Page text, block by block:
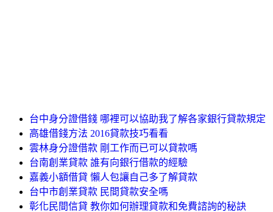
台中身分證借錢 哪裡可以協助我了解各家銀行貸款規定
高雄借錢方法 2016貸款技巧看看
雲林身分證借款 剛工作而已可以貸款嗎
台南創業貸款 誰有向銀行借款的經驗
嘉義小額借貸 懶人包讓自己多了解貸款
台中市創業貸款 民間貸款安全嗎
彰化民間信貸 教你如何辦理貸款和免費諮詢的秘訣